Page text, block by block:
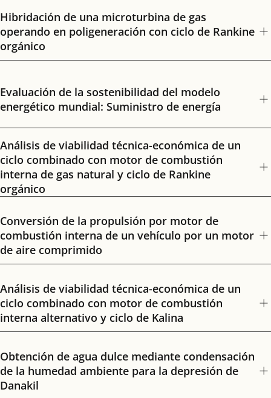
Hibridación de una microturbina de gas
operando en poligeneración con ciclo de Rankine
orgánico
Evaluación de la sostenibilidad del modelo
energético mundial: Suministro de energía
Análisis de viabilidad técnica-económica de un
ciclo combinado con motor de combustión
interna de gas natural y ciclo de Rankine
orgánico
Conversión de la propulsión por motor de
combustión interna de un vehículo por un motor
de aire comprimido
Análisis de viabilidad técnica-económica de un
ciclo combinado con motor de combustión
interna alternativo y ciclo de Kalina
Obtención de agua dulce mediante condensación
de la humedad ambiente para la depresión de
Danakil